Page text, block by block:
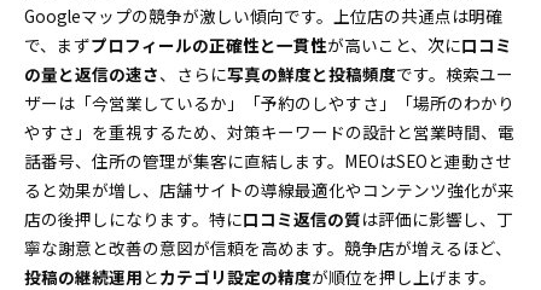
低評価口コミも信頼に変える！安心・建設的な返
信フォーマット
投稿や院内写真で患者の不安ゼロ！「安心感」を
見せる方法
士業、不動産、学習塾、自動車整備などニッチ業種こ
そ光る！専門業種で勝ち筋を見つけるコツ
業種別「絶対アピールするべき情報」と問い合わ
せに繋げる流れ
専門性が伝わる写真＆投稿のアイデア集
Googleマップの競争が激しい傾向です。上位店の共通点は明確
で、まずプロフィールの正確性と一貫性が高いこと、次に口コミ
の量と返信の速さ、さらに写真の鮮度と投稿頻度です。検索ユー
ザーは「今営業しているか」「予約のしやすさ」「場所のわかり
やすさ」を重視するため、対策キーワードの設計と営業時間、電
話番号、住所の管理が集客に直結します。MEOはSEOと連動させ
ると効果が増し、店舗サイトの導線最適化やコンテンツ強化が来
店の後押しになります。特に口コミ返信の質は評価に影響し、丁
寧な謝意と改善の意図が信頼を高めます。競争店が増えるほど、
投稿の継続運用とカテゴリ設定の精度が順位を押し上げます。